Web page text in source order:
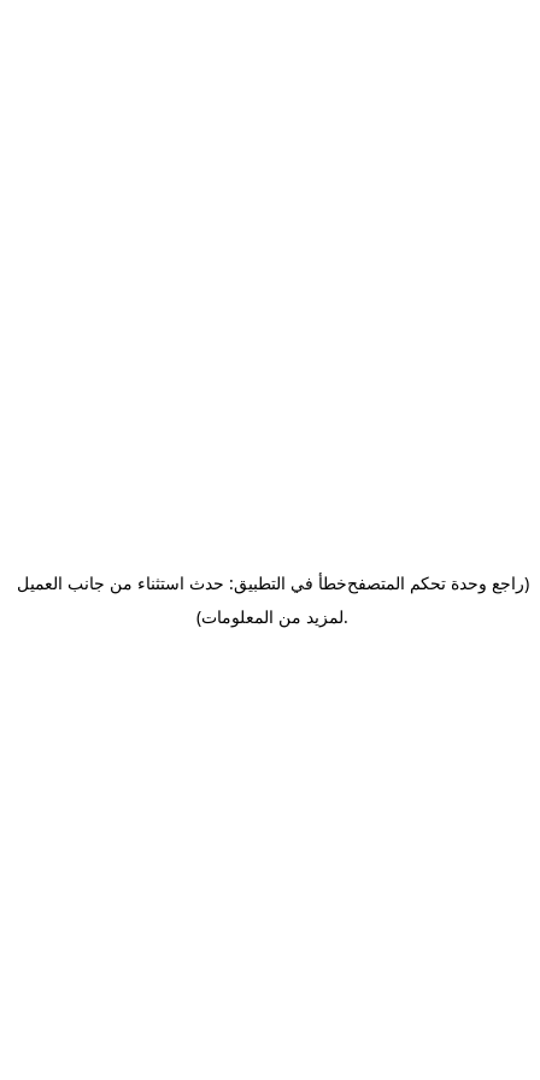
خطأ في التطبيق: حدث استثناء من جانب العميل(راجع وحدة تحكم المتصفح
لمزيد من المعلومات).